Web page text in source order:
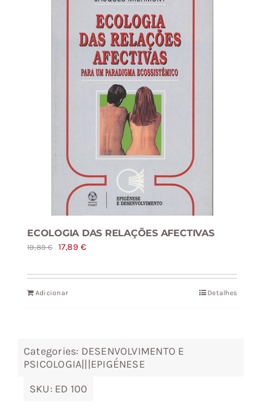
ECOLOGIA DAS RELAÇÕES AFECTIVAS
19,89€
O
original
era:
17,89€O
atual
Adicionar Detalhes
Categories: DESENVOLVIMENTO E
PSICOLOGIA|||EPIGÉNESE
SKU: ED 100